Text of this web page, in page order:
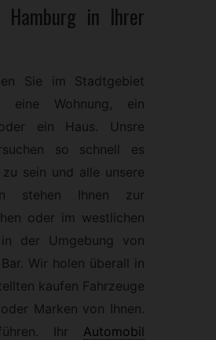
Hamburg in Ihrer
Sie im Stadtgebiet
eine Wohnung, ein
ein Haus. Unsre
so schnell es
sein und alle unsere
stehen Ihnen zur
oder im westlichen
der Umgebung von
Wir holen überall in
kaufen Fahrzeuge
Marken von Ihnen.
Ihr
Automobil